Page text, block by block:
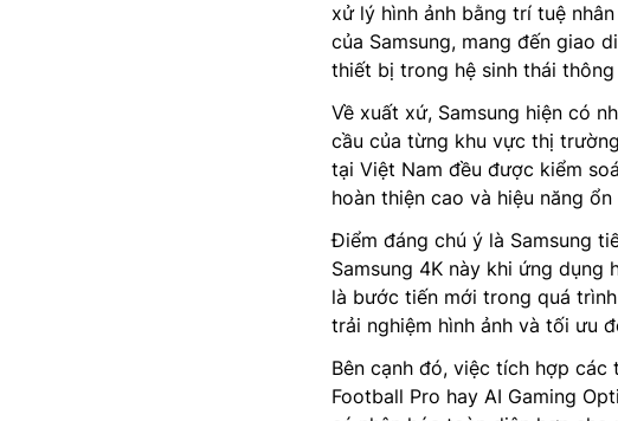
xử lý hình ảnh bằng trí tuệ
của Samsung, mang đến giao
thiết bị trong hệ sinh thái thông
Về xuất xứ, Samsung hiện có
cầu của từng khu vực thị
tại Việt Nam đều được kiểm
hoàn thiện cao và hiệu năng
Điểm đáng chú ý là Samsung
Samsung 4K này khi ứng dụng
là bước tiến mới trong quá
trải nghiệm hình ảnh và tối ưu
Bên cạnh đó, việc tích hợp các
Football Pro hay AI Gaming